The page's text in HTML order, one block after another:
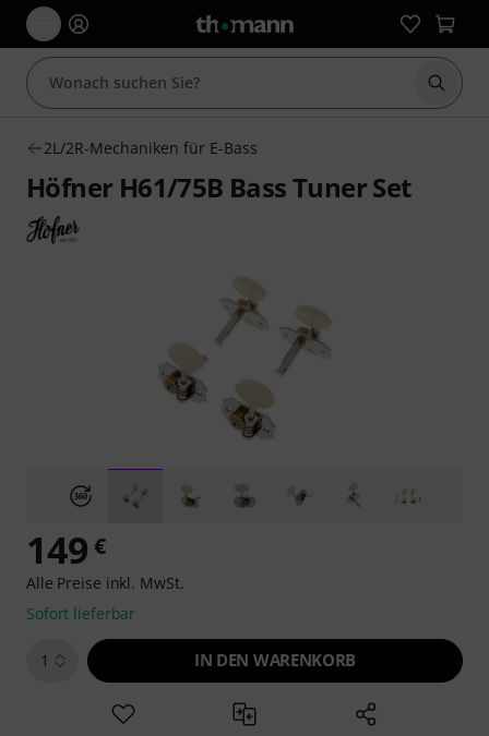
Suche
2L/2R-Mechaniken für E-Bass
Höfner H61/75B Bass Tuner Set
149 €
Alle Preise inkl. MwSt.
Sofort lieferbar
1 IN DEN WARENKORB